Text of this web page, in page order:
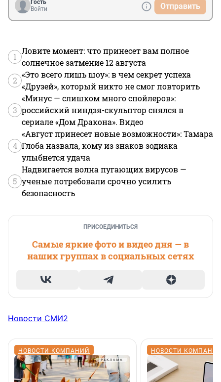
Гость
Войти
Отправить
1
Ловите момент: что принесет вам полное
солнечное затмение 12 августа
2
«Это всего лишь шоу»: в чем секрет успеха
«Друзей», который никто не смог повторить
3
«Минус — слишком много спойлеров»:
российский ниндзя-скульптор снялся в
сериале «Дом Дракона». Видео
4
«Август принесет новые возможности»: Тамара
Глоба назвала, кому из знаков зодиака
улыбнется удача
5
Надвигается волна пугающих вирусов —
ученые потребовали срочно усилить
безопасность
ПРИСОЕДИНИТЬСЯ
Самые яркие фото и видео дня — в
наших группах в социальных сетях
Новости СМИ2
НОВОСТИ КОМПАНИЙ НОВОСТИ